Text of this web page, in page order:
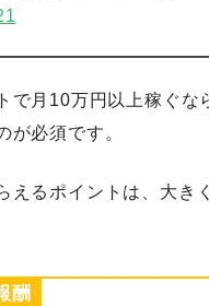
で月10万円以上稼ぐな
が必須です。
えるポイントは、大き
酬